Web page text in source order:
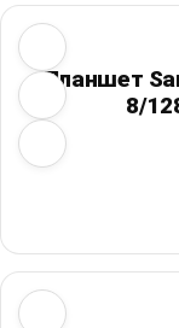
Планшет
8/